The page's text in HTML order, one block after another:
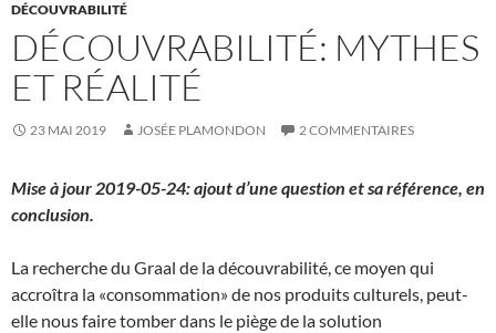
DÉCOUVRABILITÉ
DÉCOUVRABILITÉ: MYTHES
ET RÉALITÉ
23 MAI 2019 JOSÉE PLAMONDON 2 COMMENTAIRES
Mise à jour 2019-05-24: ajout d’une question et sa référence, en
conclusion.
La recherche du Graal de la découvrabilité, ce moyen qui
accroîtra la «consommation» de nos produits culturels, peut-
elle nous faire tomber dans le piège de la solution